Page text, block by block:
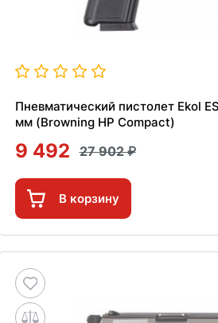
Пневматический пистолет Ekol
мм (Browning HP Compact)
9 492 27 902
В корзину